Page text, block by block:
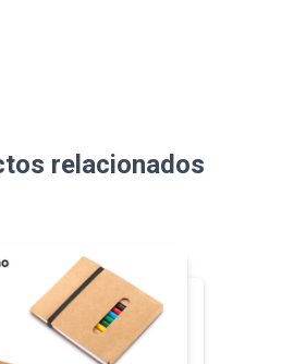
relacionados